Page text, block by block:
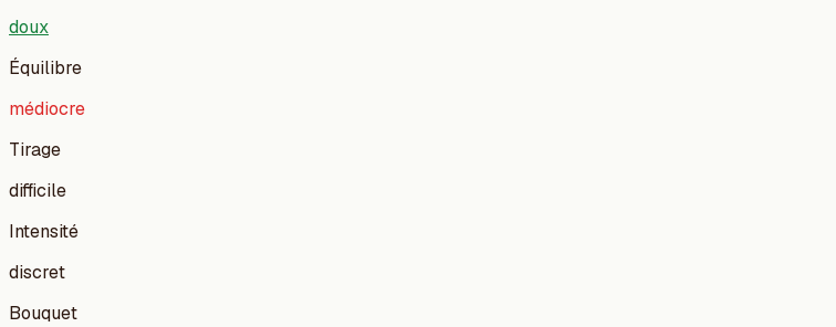
doux
Équilibre
médiocre
Tirage
difficile
Intensité
discret
Bouquet